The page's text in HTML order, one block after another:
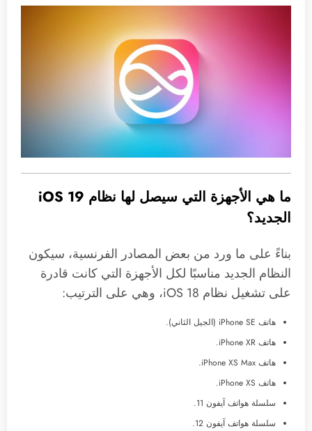
ما هي الأجهزة التي سيصل لها نظام iOS 19
الجديد؟
بناءً على ما ورد من بعض المصادر الفرنسية، سيكون
النظام الجديد مناسبًا لكل الأجهزة التي كانت قادرة
على تشغيل نظام iOS 18، وهي على الترتيب:
هاتف iPhone SE (الجيل الثاني).
هاتف iPhone XR.
هاتف iPhone XS Max.
هاتف iPhone XS.
سلسلة هواتف آيفون 11.
سلسلة هواتف آيفون 12.